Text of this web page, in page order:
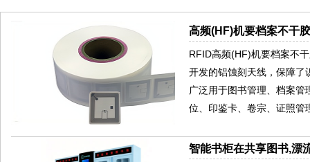
高频(HF)机要档案不干
RFID高频(HF)机要档案不
开发的铝蚀刻天线，保障了
广泛用于图书管理、档案
位、印鉴卡、卷宗、证照管
智能书柜在共享图书,漂